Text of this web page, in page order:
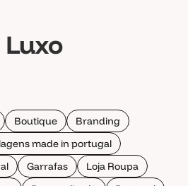
Luxo
Boutique
Branding
made in portugal
Garrafas
Loja Roupa